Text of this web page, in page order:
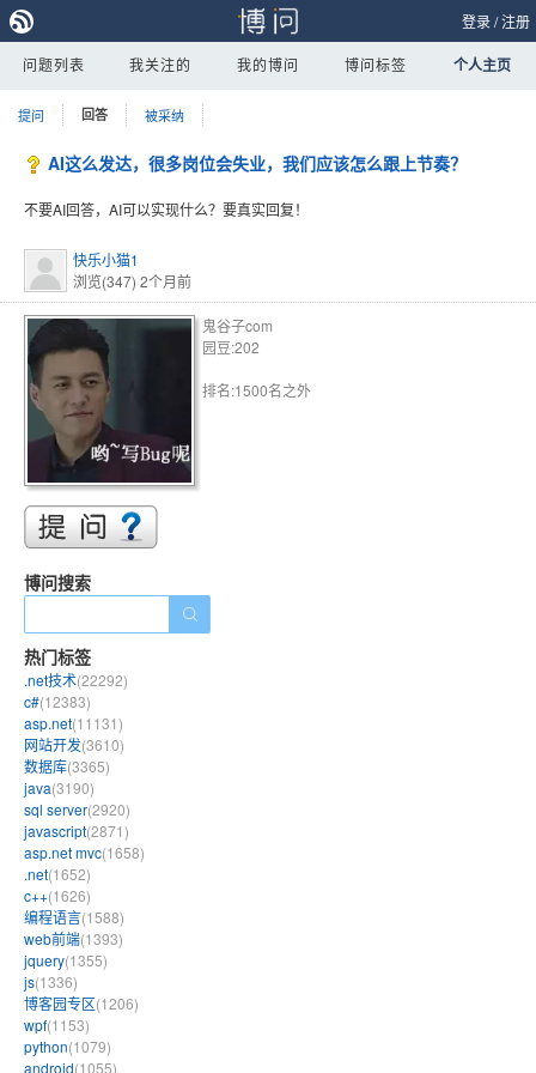
登录/注册
问题列表 我关注的 我的博问 博问标签 个人主页
提问 回答 被采纳
AI这么发达，很多岗位会失业，我们应该怎么跟上节奏？
不要AI回答，AI可以实现什么？要真实回复！
快乐小猫1
浏览(347) 2个月前
鬼谷子com
园豆:202
排名:1500名之外
博问搜索
热门标签
.net技术(22292)
c#(12383)
asp.net(11131)
网站开发(3610)
数据库(3365)
java(3190)
sql server(2920)
javascript(2871)
asp.net mvc(1658)
.net(1652)
c++(1626)
编程语言(1588)
web前端(1393)
jquery(1355)
js(1336)
博客园专区(1206)
wpf(1153)
python(1079)
android(1055)